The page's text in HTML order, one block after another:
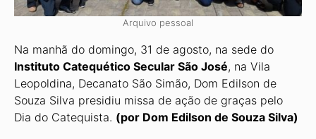
Arquivo pessoal
Na manhã do domingo, 31 de agosto, na sede do
Instituto Catequético Secular São José, na Vila
Leopoldina, Decanato São Simão, Dom Edilson de
Souza Silva presidiu missa de ação de graças pelo
Dia do Catequista. (por Dom Edilson de Souza Silva)